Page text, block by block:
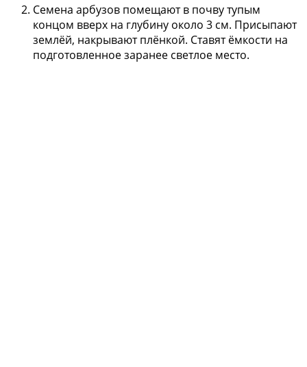
Семена арбузов помещают в почву тупым
концом вверх на глубину около 3 см. Присыпают
землёй, накрывают плёнкой. Ставят ёмкости на
подготовленное заранее светлое место.